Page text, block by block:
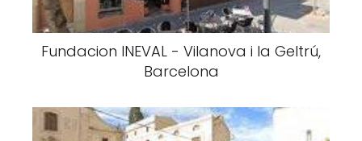
Fundacion INEVAL - Vilanova i la Geltrú,
Barcelona